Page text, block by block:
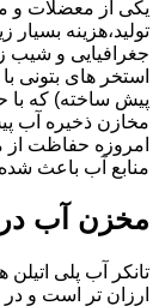
یکی از معضلات و
تولید،هزینه
جغرافیایی و شیب
استخر های بتونی
پیش ساخته) که با
مخازن ذخیره آب
امروزه حفاظت
منابع آب باعث
مخزن آب
تانکر آب پلی
ارزان تر است و